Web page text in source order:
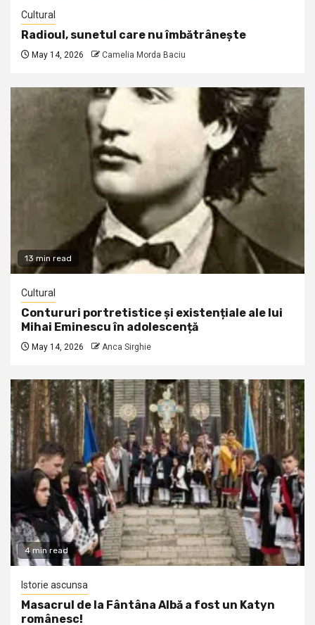
Cultural
Radioul, sunetul care nu îmbătrânește
May 14, 2026 Camelia Morda Baciu
13 min read
Cultural
Contururi portretistice și existențiale ale lui
Mihai Eminescu în adolescență
May 14, 2026 Anca Sirghie
4 min read
Istorie ascunsa
Masacrul de la Fântâna Albă a fost un Katyn
românesc!